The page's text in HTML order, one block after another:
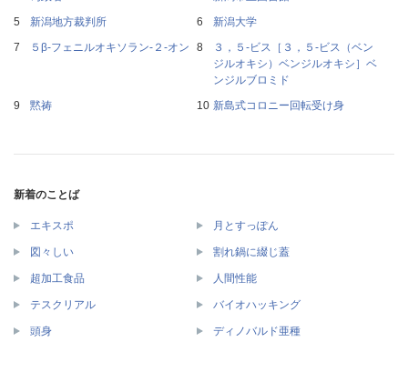
新潟地方裁判所
新潟大学
５β‐フェニルオキソラン‐２‐オン
３，５‐ビス［３，５‐ビス（ベン
ジルオキシ）ベンジルオキシ］ベ
ンジルブロミド
黙祷
新島式コロニー回転受け身
新着のことば
エキスポ 月とすっぽん
図々しい 割れ鍋に綴じ蓋
超加工食品 人間性能
テスクリアル バイオハッキング
頭身 ディノバルド亜種